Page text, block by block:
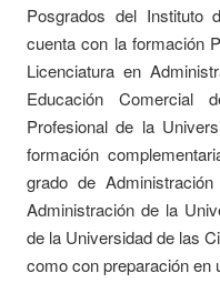
Posgrados del
cuenta con la formación
Licenciatura en
Educación Comercial
Profesional de la
formación
grado de
Administración de la
de la Universidad de las
como con preparación en